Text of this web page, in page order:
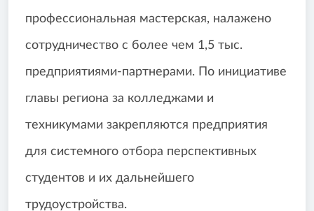
профессиональная мастерская, налажено
сотрудничество с более чем 1,5 тыс.
предприятиями-партнерами. По инициативе
главы региона за колледжами и
техникумами закрепляются предприятия
для системного отбора перспективных
студентов и их дальнейшего
трудоустройства.